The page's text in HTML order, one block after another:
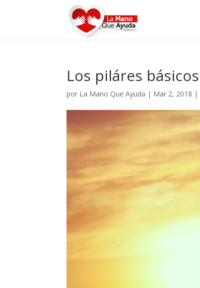
Los piláres
por La Mano Que Ayuda | Mar 2, 2018 |